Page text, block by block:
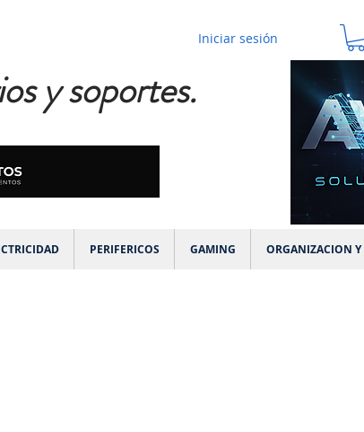
Iniciar sesión
y soportes.
PERIFERICOS GAMING ORGANIZACION Y